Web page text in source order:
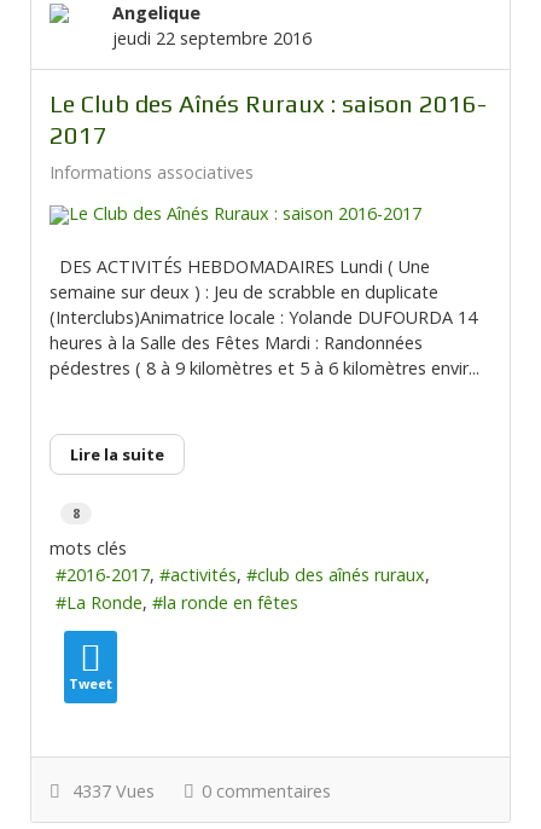
Angelique
jeudi 22 septembre 2016
Le Club des Aînés Ruraux : saison 2016-
2017
Informations associatives
DES ACTIVITÉS HEBDOMADAIRES Lundi ( Une
semaine sur deux ) : Jeu de scrabble en duplicate
(Interclubs)Animatrice locale : Yolande DUFOURDA 14
heures à la Salle des Fêtes Mardi : Randonnées
pédestres ( 8 à 9 kilomètres et 5 à 6 kilomètres envir...
Lire la suite
8
mots clés
2016-2017
activités
club des aînés ruraux
La Ronde
la ronde en fêtes
Tweet
4337 Vues 0 commentaires